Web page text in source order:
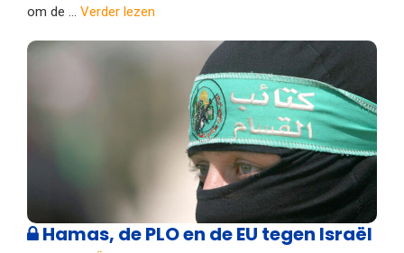
om de ... Verder lezen
Hamas, de PLO en de EU tegen Israël